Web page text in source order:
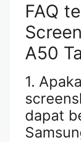
FAQ
A50
1.
dapat